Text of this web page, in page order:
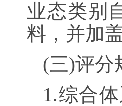
业态类别
料，并加
(三)评分
1.综合